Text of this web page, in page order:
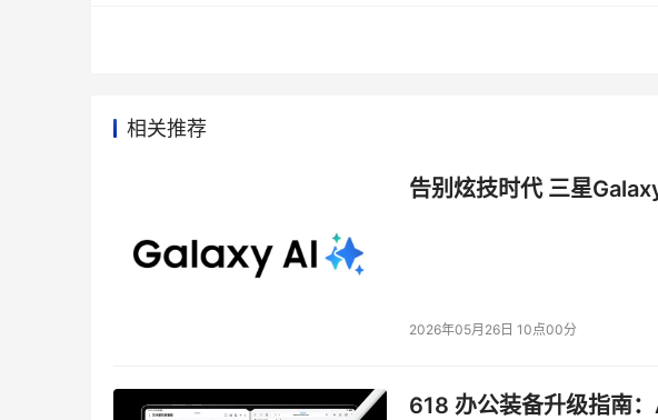
相关推荐
告别炫技时代 三星
2026年05月26日 10点00分
618 办公装备升级指南